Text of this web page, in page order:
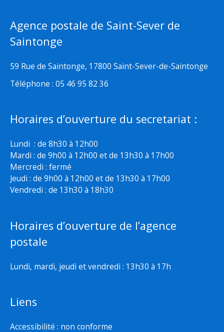
Agence postale de Saint-Sever de
Saintonge
59 Rue de Saintonge, 17800 Saint-Sever-de-Saintonge
Téléphone : 05 46 95 82 36
Horaires d’ouverture du secretariat :
Lundi : de 8h30 à 12h00
Mardi : de 9h00 à 12h00 et de 13h30 à 17h00
Mercredi : fermé
Jeudi : de 9h00 à 12h00 et de 13h30 à 17h00
Vendredi : de 13h30 à 18h30
Horaires d’ouverture de l’agence
postale
Lundi, mardi, jeudi et vendredi : 13h30 à 17h
Liens
Accessibilité : non conforme